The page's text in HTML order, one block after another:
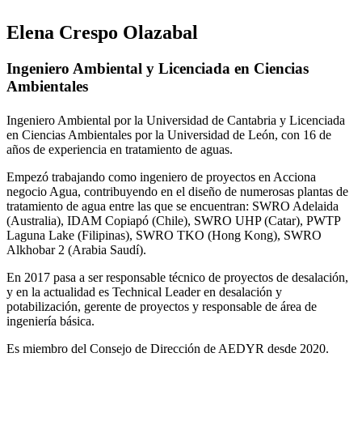
Elena Crespo Olazabal
Ingeniero Ambiental y Licenciada en Ciencias
Ambientales
Ingeniero Ambiental por la Universidad de Cantabria y Licenciada
en Ciencias Ambientales por la Universidad de León, con 16 de
años de experiencia en tratamiento de aguas.
Empezó trabajando como ingeniero de proyectos en Acciona
negocio Agua, contribuyendo en el diseño de numerosas plantas de
tratamiento de agua entre las que se encuentran: SWRO Adelaida
(Australia), IDAM Copiapó (Chile), SWRO UHP (Catar), PWTP
Laguna Lake (Filipinas), SWRO TKO (Hong Kong), SWRO
Alkhobar 2 (Arabia Saudí).
En 2017 pasa a ser responsable técnico de proyectos de desalación,
y en la actualidad es Technical Leader en desalación y
potabilización, gerente de proyectos y responsable de área de
ingeniería básica.
Es miembro del Consejo de Dirección de AEDYR desde 2020.